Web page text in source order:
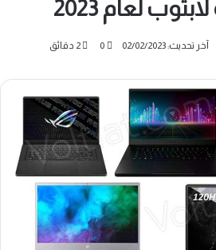
آخر تحديث: 02/02/2023 0